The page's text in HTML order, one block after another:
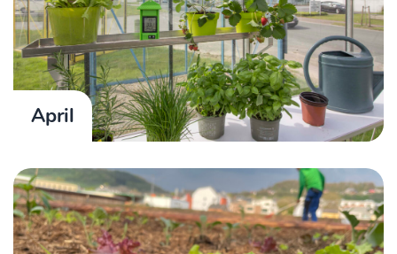
April